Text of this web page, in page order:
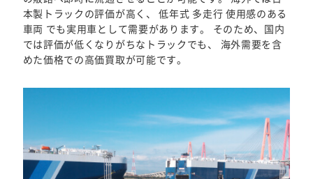
本製トラックの評価が高く、 低年式 多走行 使用感のある
車両 でも実用車として需要があります。 そのため、国内
では評価が低くなりがちなトラックでも、 海外需要を含
めた価格での高価買取が可能です。